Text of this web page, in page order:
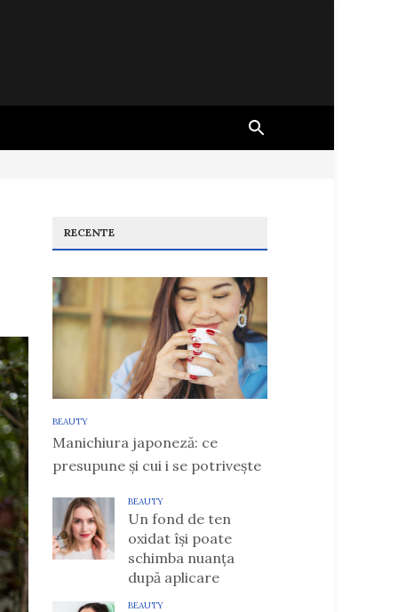
RECENTE
BEAUTY
Manichiura japoneză: ce
presupune și cui i se potrivește
BEAUTY
Un fond de ten
oxidat își poate
schimba nuanța
după aplicare
BEAUTY